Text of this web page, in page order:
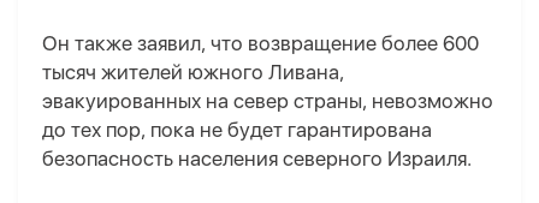
Он также заявил, что возвращение более 600
тысяч жителей южного Ливана,
эвакуированных на север страны, невозможно
до тех пор, пока не будет гарантирована
безопасность населения северного Израиля.